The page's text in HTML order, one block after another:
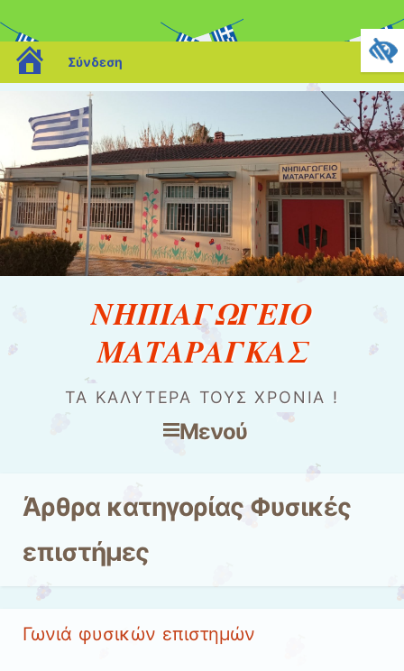
blogs.sch.gr
Σύνδεση
ΝΗΠΙΑΓΩΓΕΙΟ
ΜΑΤΑΡΑΓΚΑΣ
ΤΑ ΚΑΛΎΤΕΡΑ ΤΟΥΣ ΧΡΌΝΙΑ !
Μενού
Άρθρα κατηγορίας Φυσικές
επιστήμες
Γωνιά φυσικών επιστημών